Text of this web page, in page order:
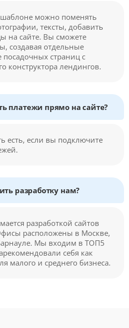
можно поменять
тексты, добавить
на сайте. Вы сможете
создавая отдельные
посадочных страниц с
конструктора лендингов.
платежи прямо на сайте?
есть, если вы подключите
разработку нам?
разработкой сайтов
расположены в Москве,
Мы входим в ТОП5
себя как
малого и среднего бизнеса.